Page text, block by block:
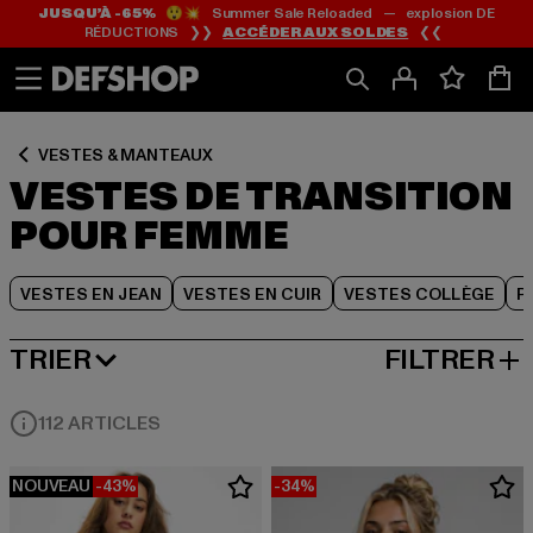
Passer
au
Passer
au
de
JUSQU’À -65%😲💥 Summer Sale Reloaded — explosion DE
RÉDUCTIONS ❯❯ACCÉDER AUX SOLDES ❮❮
VESTES & MANTEAUX
VESTES DE TRANSITION
POUR FEMME
VESTES EN JEAN VESTES EN CUIR VESTES COLLÈGE
Passer
au
de
TRIER
MEILLEURES VENTES FILTRER
112 ARTICLES
NOUVEAU -43% -34%